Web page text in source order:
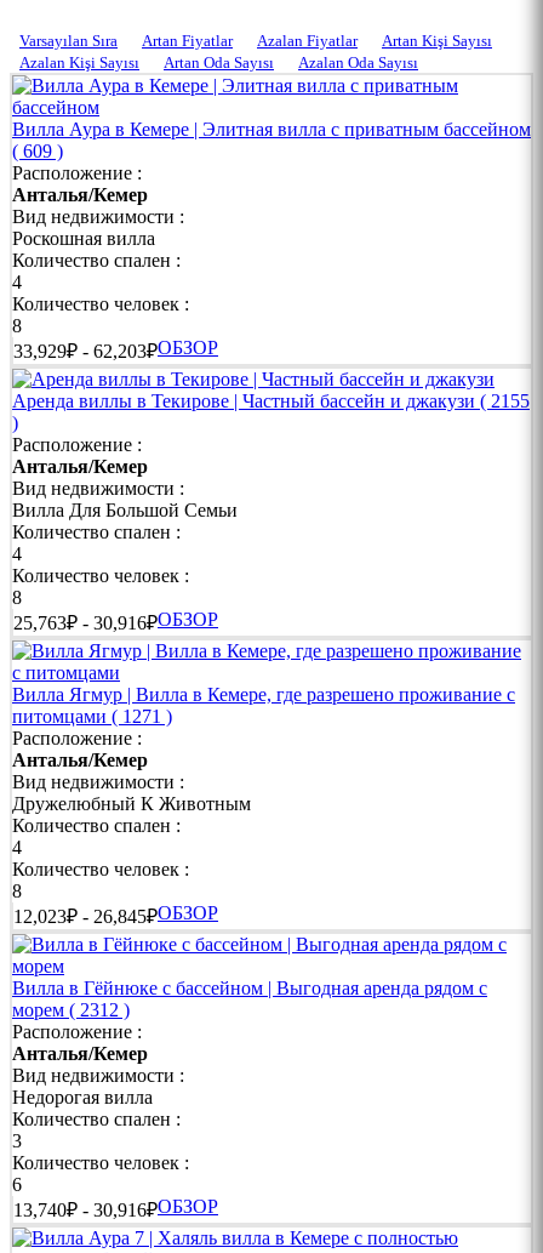
Аренда Вилл в Кемере | Отдых в Домах,
Созданных по Индивидуальным Пожеланиям
Кемер - один из самых привлекательных курортов Анталии,
где лазурное море, насыщенная атмосфера и близость к
природе создают идеальные условия для отпуска. Наши
виллы и дома для отдыха в Кемере от Dream of Holiday
предлагают превосходное сочетание уюта и премиального
отдыха. Каждая вилла продумана до мелочей: частный
бассейн, просторный сад, терраса с видом на море и комфорт,
сравнимый с домашним, делают ваш отдых незабываемым.
➜ Частные виллы с бассейном
➜ Просторные дома для семей и компаний
➜ Виллы рядом с морем и пляжем
➜ Полностью оборудованные кухни
➜ Бесплатный Wi-Fi и парковка
❯❯ Секлюзивные Виллы в Кемере | Полная Приватность
и Уединение
Эти уединенные виллы с полностью закрытыми от
посторонних глаз бассейнами и высокими ограждениями
создают идеальные условия для тех, кто ценит личное
пространство.
➜ Закрытая территория
➜ Полная конфиденциальность
➜ Частный бассейн
➜ Собственный сад и терраса
➜ Идеально для спокойного отдыха
❯❯ Виллы в Кемере у Моря | Доступ к Пляжу Прямо из
Вашего Дома
Расположенные буквально у кромки моря, эти виллы
позволяют наслаждаться отдыхом всего в нескольких шагах от
пляжа.
➜ Первая береговая линия
➜ Прямой выход к пляжу
➜ Панорамный вид на море
➜ Идеально для пляжного отдыха
Varsayılan Sıra Artan Fiyatlar Azalan Fiyatlar
Artan Kişi Sayısı
Azalan Kişi Sayısı
Artan Oda Sayısı Azalan Oda Sayısı
Вилла Аура в Кемере | Элитная вилла с приватным бассейном
( 609 )
Расположение :
Анталья/Кемер
Вид недвижимости :
Роскошная вилла
Количество спален :
4
Количество человек :
8
33,929₽ - 62,203₽ОБЗОР
Аренда виллы в Текирове | Частный бассейн и джакузи ( 2155
)
Расположение :
Анталья/Кемер
Вид недвижимости :
Вилла Для Большой Семьи
Количество спален :
4
Количество человек :
8
25,763₽ - 30,916₽ОБЗОР
Вилла Ягмур | Вилла в Кемере, где разрешено проживание с
питомцами ( 1271 )
Расположение :
Анталья/Кемер
Вид недвижимости :
Дружелюбный К Животным
Количество спален :
4
Количество человек :
8
12,023₽ - 26,845₽ОБЗОР
Вилла в Гёйнюке с бассейном | Выгодная аренда рядом с
морем ( 2312 )
Расположение :
Анталья/Кемер
Вид недвижимости :
Недорогая вилла
Количество спален :
3
Количество человек :
6
13,740₽ - 30,916₽ОБЗОР